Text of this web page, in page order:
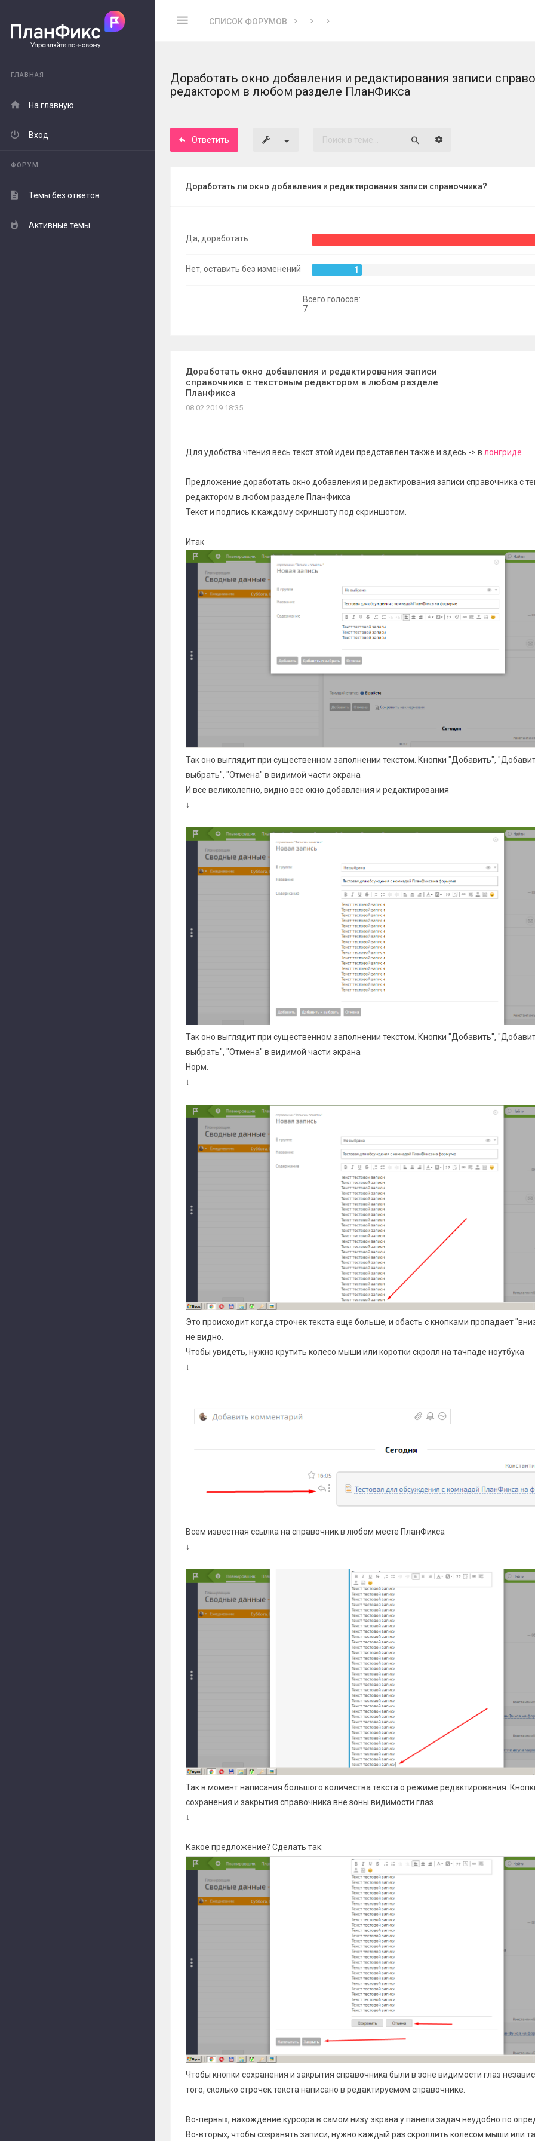
СПИСОК ФОРУМОВ
ГЛАВНАЯ
На главную
Вход
ФОРУМ
Темы без ответов
Активные темы
Доработать окно добавления и редактирования записи
редактором в любом разделе ПланФикса
Ответить
Расширенный поиск
Доработать ли окно добавления и редактирования записи справочника?
Да, доработать
Нет, оставить без изменений 1
Всего голосов:
7
Доработать окно добавления и редактирования записи
справочника с текстовым редактором в любом разделе
ПланФикса
08.02.2019 18:35
Для удобства чтения весь текст этой идеи представлен также и здесь -> в лонгриде
Предложение доработать окно добавления и редактирования записи справочника с
редактором в любом разделе ПланФикса
Текст и подпись к каждому скриншоту под скриншотом.
Итак
Так оно выглядит при существенном заполнении текстом. Кнопки "Добавить",
выбрать", "Отмена" в видимой части экрана
И все великолепно, видно все окно добавления и редактирования
↓
Так оно выглядит при существенном заполнении текстом. Кнопки "Добавить",
выбрать", "Отмена" в видимой части экрана
Норм.
↓
Это происходит когда строчек текста еще больше, и обасть с кнопками пропадает
не видно.
Чтобы увидеть, нужно крутить колесо мыши или коротки скролл на тачпаде ноутбука
↓
Всем известная ссылка на справочник в любом месте ПланФикса
↓
Так в момент написания большого количества текста о режиме редактирования.
сохранения и закрытия справочника вне зоны видимости глаз.
↓
Какое предложение? Сделать так:
Чтобы кнопки сохранения и закрытия справочника были в зоне видимости глаз
того, сколько строчек текста написано в редактируемом справочнике.
Во-первых, нахождение курсора в самом низу экрана у панели задач неудобно по
Во-вторых, чтобы созранять записи, нужно каждый раз скроллить колесом мыши или